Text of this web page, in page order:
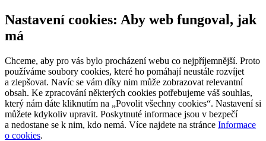
Nastavení cookies: Aby web fungoval, jak
má
Chceme, aby pro vás bylo procházení webu co nejpříjemnější. Proto
používáme soubory cookies, které ho pomáhají neustále rozvíjet
a zlepšovat. Navíc se vám díky nim může zobrazovat relevantní
obsah. Ke zpracování některých cookies potřebujeme váš souhlas,
který nám dáte kliknutím na „Povolit všechny cookies“. Nastavení si
můžete kdykoliv upravit. Poskytnuté informace jsou v bezpečí
a nedostane se k nim, kdo nemá. Více najdete na stránce Informace
o cookies.